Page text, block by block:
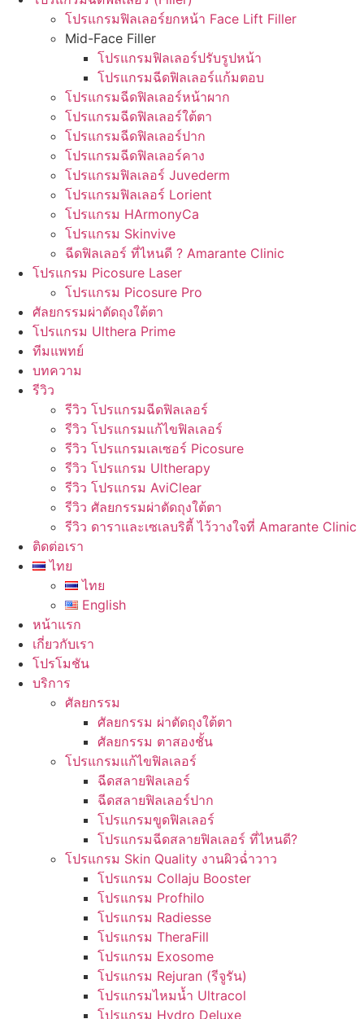
โปรแกรมฟิลเลอร์ยกหน้า Face Lift Filler
Mid-Face Filler
โปรแกรมฟิลเลอร์ปรับรูปหน้า
โปรแกรมฉีดฟิลเลอร์แก้มตอบ
โปรแกรมฉีดฟิลเลอร์หน้าผาก
โปรแกรมฉีดฟิลเลอร์ใต้ตา
โปรแกรมฉีดฟิลเลอร์ปาก
โปรแกรมฉีดฟิลเลอร์คาง
โปรแกรมฟิลเลอร์ Juvederm
โปรแกรมฟิลเลอร์ Lorient
โปรแกรม HArmonyCa
โปรแกรม Skinvive
ฉีดฟิลเลอร์ ที่ไหนดี ? Amarante Clinic
โปรแกรม Picosure Laser
โปรแกรม Picosure Pro
ศัลยกรรมผ่าตัดถุงใต้ตา
โปรแกรม Ulthera Prime
ทีมแพทย์
บทความ
รีวิว
รีวิว โปรแกรมฉีดฟิลเลอร์
รีวิว โปรแกรมแก้ไขฟิลเลอร์
รีวิว โปรแกรมเลเซอร์ Picosure
รีวิว โปรแกรม Ultherapy
รีวิว โปรแกรม AviClear
รีวิว ศัลยกรรมผ่าตัดถุงใต้ตา
รีวิว ดาราและเซเลบริตี้ ไว้วางใจที่ Amarante Clinic
ติดต่อเรา
ไทย
ไทย
English
หน้าแรก
เกี่ยวกับเรา
โปรโมชัน
บริการ
ศัลยกรรม
ศัลยกรรม ผ่าตัดถุงใต้ตา
ศัลยกรรม ตาสองชั้น
โปรแกรมแก้ไขฟิลเลอร์
ฉีดสลายฟิลเลอร์
ฉีดสลายฟิลเลอร์ปาก
โปรแกรมขูดฟิลเลอร์
โปรแกรมฉีดสลายฟิลเลอร์ ที่ไหนดี?
โปรแกรม Skin Quality งานผิวฉ่ำวาว
โปรแกรม Collaju Booster
โปรแกรม Profhilo
โปรแกรม Radiesse
โปรแกรม TheraFill
โปรแกรม Exosome
โปรแกรม Rejuran (รีจูรัน)
โปรแกรมไหมน้ำ Ultracol
โปรแกรม Hydro Deluxe